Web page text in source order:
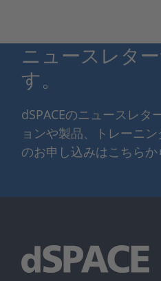
ニュースレタ
す。
dSPACEのニュースレ
ョンや製品、トレーニ
のお申し込みはこちらか